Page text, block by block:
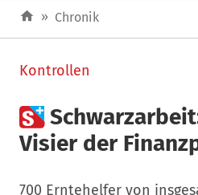
» Chronik
Kontrollen

Visier der
700 Erntehelfer von